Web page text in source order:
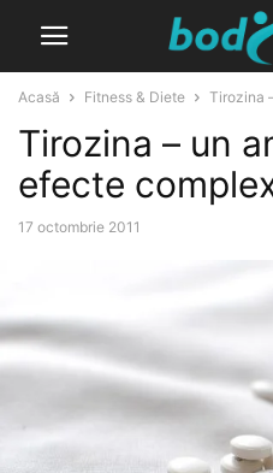
Acasă Fitness & Diete Tirozina
Tirozina – un
efecte
17 octombrie 2011